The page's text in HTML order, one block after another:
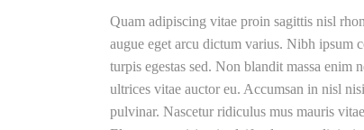
Quam adipiscing vitae proin sagittis nisl
augue eget arcu dictum varius. Nibh ipsum
turpis egestas sed. Non blandit massa enim
ultrices vitae auctor eu. Accumsan in nisl
pulvinar. Nascetur ridiculus mus mauris